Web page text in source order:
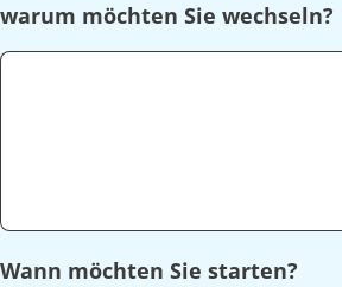
warum möchten Sie wechseln?
Wann möchten Sie starten?